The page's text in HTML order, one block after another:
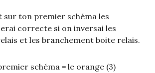
sur ton premier schéma les
correcte si on inversai les
et les branchement boite relais.
schéma = le orange (3)